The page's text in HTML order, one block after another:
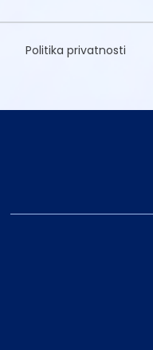
Politika privatnosti